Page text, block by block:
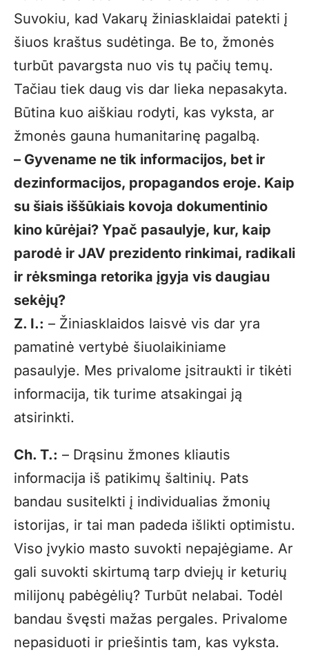
Suvokiu, kad Vakarų žiniasklaidai patekti į
šiuos kraštus sudėtinga. Be to, žmonės
turbūt pavargsta nuo vis tų pačių temų.
Tačiau tiek daug vis dar lieka nepasakyta.
Būtina kuo aiškiau rodyti, kas vyksta, ar
žmonės gauna humanitarinę pagalbą.
– Gyvename ne tik informacijos, bet ir
dezinformacijos, propagandos eroje. Kaip
su šiais iššūkiais kovoja dokumentinio
kino kūrėjai? Ypač pasaulyje, kur, kaip
parodė ir JAV prezidento rinkimai, radikali
ir rėksminga retorika įgyja vis daugiau
sekėjų?
Z. I.: – Žiniasklaidos laisvė vis dar yra
pamatinė vertybė šiuolaikiniame
pasaulyje. Mes privalome įsitraukti ir tikėti
informacija, tik turime atsakingai ją
atsirinkti.
Ch. T.: – Drąsinu žmones kliautis
informacija iš patikimų šaltinių. Pats
bandau susitelkti į individualias žmonių
istorijas, ir tai man padeda išlikti optimistu.
Viso įvykio masto suvokti nepajėgiame. Ar
gali suvokti skirtumą tarp dviejų ir keturių
milijonų pabėgėlių? Turbūt nelabai. Todėl
bandau švęsti mažas pergales. Privalome
nepasiduoti ir priešintis tam, kas vyksta.